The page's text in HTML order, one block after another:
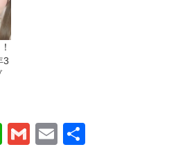
3
WhatsApp
GmailEmail